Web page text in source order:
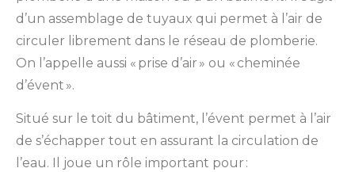
d’un assemblage de tuyaux qui permet à l’air de
circuler librement dans le réseau de plomberie.
On l’appelle aussi « prise d’air » ou « cheminée
d’évent ».
Situé sur le toit du bâtiment, l’évent permet à l’air
de s’échapper tout en assurant la circulation de
l’eau. Il joue un rôle important pour :